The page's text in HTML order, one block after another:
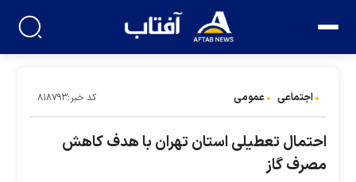
اجتماعی عمومی کد خبر:۸۱۸۷۹۳
احتمال تعطیلی استان تهران با هدف کاهش
مصرف گاز